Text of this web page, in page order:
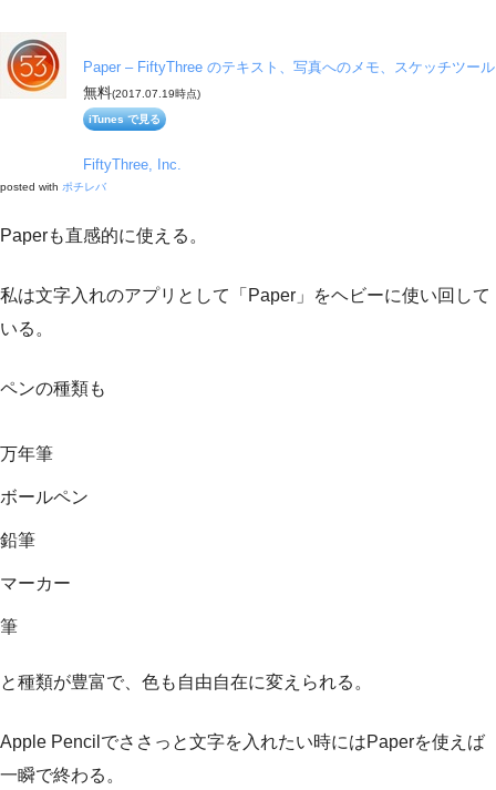
Paper – FiftyThree のテキスト、写真へのメモ、スケッチツール
無料(2017.07.19時点)
iTunes で見る
FiftyThree, Inc.
posted with ポチレバ
Paperも直感的に使える。
私は文字入れのアプリとして「Paper」をヘビーに使い回して
いる。
ペンの種類も
万年筆
ボールペン
鉛筆
マーカー
筆
と種類が豊富で、色も自由自在に変えられる。
Apple Pencilでささっと文字を入れたい時にはPaperを使えば
一瞬で終わる。